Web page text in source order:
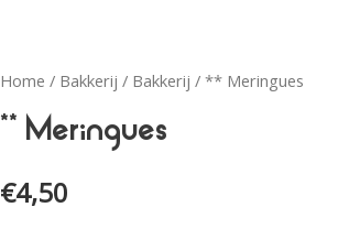
Home / Bakkerij / Bakkerij / ** Meringues
** Meringues
€4,50